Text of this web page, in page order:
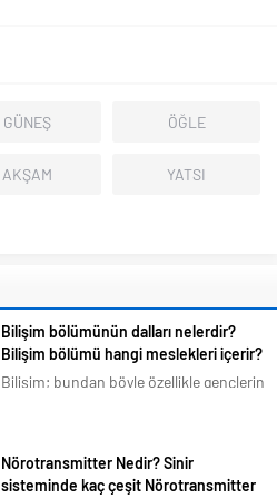
GÜNEŞ ÖĞLE
AKŞAM YATSI
Bilişim bölümünün dalları nelerdir?
Bilişim bölümü hangi meslekleri içerir?
Bilişim; bundan böyle özellikle gençlerin
en basit bir şeyi bile akıllı telefonlarımız
üzerindeki uygulamalardan...
Nörotransmitter Nedir? Sinir
sisteminde kaç çeşit Nörotransmitter